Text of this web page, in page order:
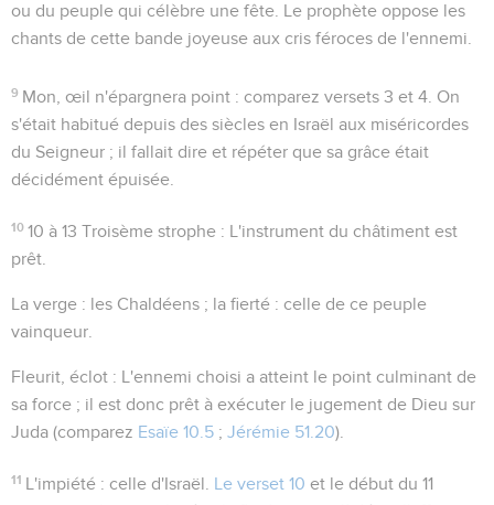
ou du peuple qui célèbre une fête. Le prophète oppose les
chants de cette bande joyeuse aux cris féroces de l'ennemi.
9 Mon, œil n'épargnera point : comparez versets 3 et 4. On
s'était habitué depuis des siècles en Israël aux miséricordes
du Seigneur ; il fallait dire et répéter que sa grâce était
décidément épuisée.
10 10 à 13 Troisème strophe : L'instrument du châtiment est
prêt.
La verge : les Chaldéens ; la fierté : celle de ce peuple
vainqueur.
Fleurit, éclot : L'ennemi choisi a atteint le point culminant de
sa force ; il est donc prêt à exécuter le jugement de Dieu sur
Juda (comparez Esaïe 10.5 ; Jérémie 51.20).
11 L'impiété : celle d'Israël. Le verset 10 et le début du 11